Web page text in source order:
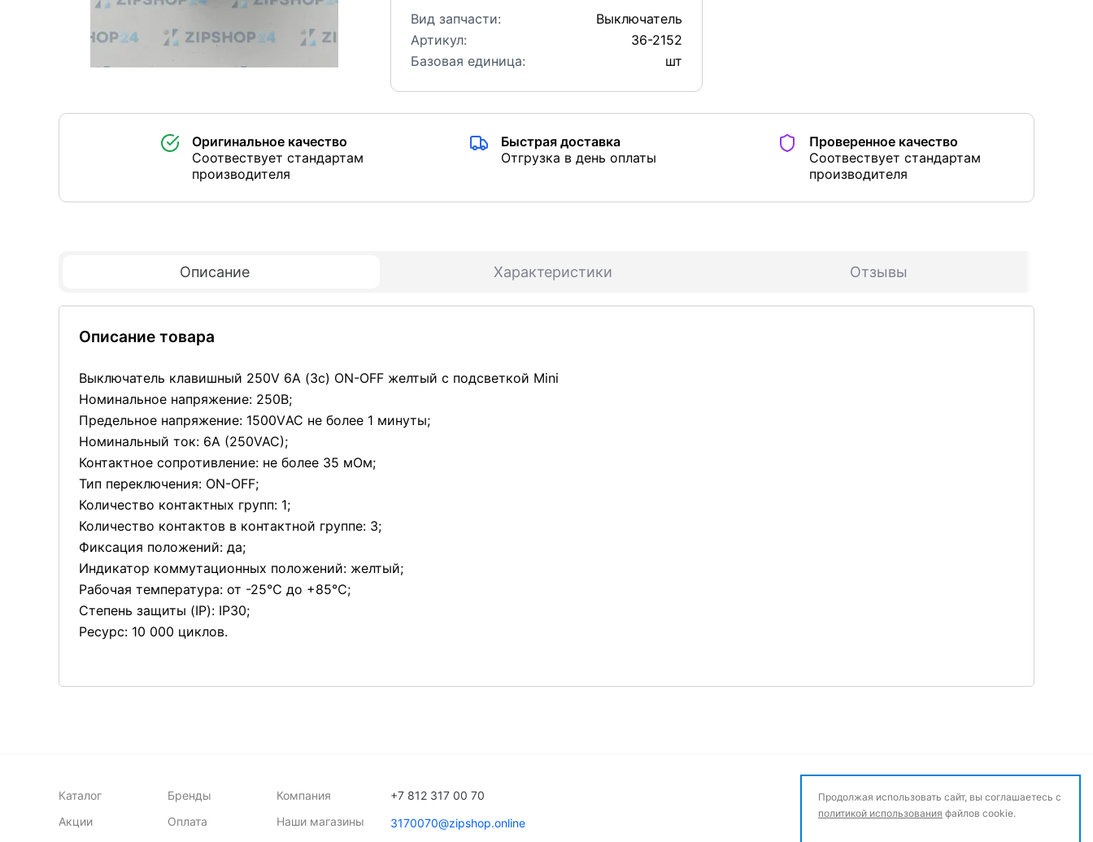
Вид запчасти:
Выключатель
Артикул:
36-2152
Базовая единица:
шт
Оригинальное качество
Соотвествует стандартам
производителя
Быстрая доставка
Отгрузка в день оплаты
Проверенное качество
Соотвествует стандартам
производителя
Описание Характеристики Отзывы
Описание товара
Выключатель клавишный 250V 6А (3с) ON-OFF желтый с подсветкой Mini
Номинальное напряжение: 250В;
Предельное напряжение: 1500VАС не более 1 минуты;
Номинальный ток: 6A (250VAC);
Контактное сопротивление: не более 35 мОм;
Тип переключения: ON-OFF;
Количество контактных групп: 1;
Количество контактов в контактной группе: 3;
Фиксация положений: да;
Индикатор коммутационных положений: желтый;
Рабочая температура: от -25℃ до +85℃;
Степень защиты (IP): IP30;
Ресурс: 10 000 циклов.
Каталог
Акции
Бренды
Оплата
Компания
Наши магазины
+7 812 317 00 70
3170070@zipshop.online
Продолжая использовать сайт, вы соглашаетесь с
политикой использования файлов cookie.